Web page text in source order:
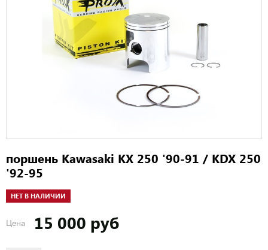
поршень Kawasaki KX 250 '90-91 / KDX 250
'92-95
НЕТ В НАЛИЧИИ
Цена 15 000 руб